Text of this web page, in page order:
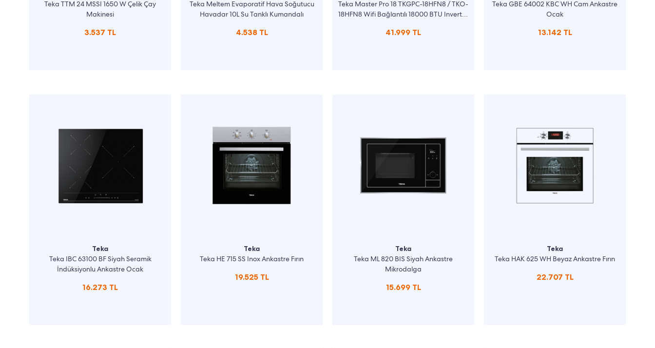
Teka TTM 24 MSSI 1650 W Çelik Çay
Makinesi
3.537 TL
Teka Meltem Evaporatif Hava Soğutucu
Havadar 10L Su Tanklı Kumandalı
4.538 TL
Teka Master Pro 18 TKGPC-18HFN8 / TKO-
18HFN8 Wifi Bağlantılı 18000 BTU Inverter
41.999 TL
Teka GBE 64002 KBC WH Cam Ankastre
Ocak
13.142 TL
Teka
Teka IBC 63100 BF Siyah Seramik
İndüksiyonlu Ankastre Ocak
16.273 TL
Teka
Teka HE 715 SS Inox Ankastre Fırın
19.525 TL
Teka
Teka ML 820 BIS Siyah Ankastre
Mikrodalga
15.699 TL
Teka
Teka HAK 625 WH Beyaz Ankastre Fırın
22.707 TL